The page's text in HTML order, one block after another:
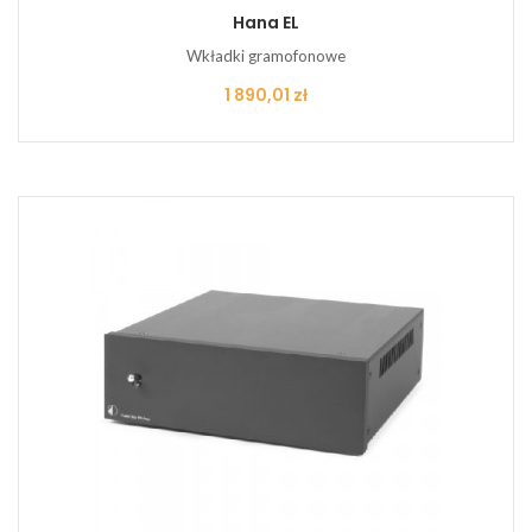
Hana EL
Wkładki gramofonowe
Cena
1 890,01 zł